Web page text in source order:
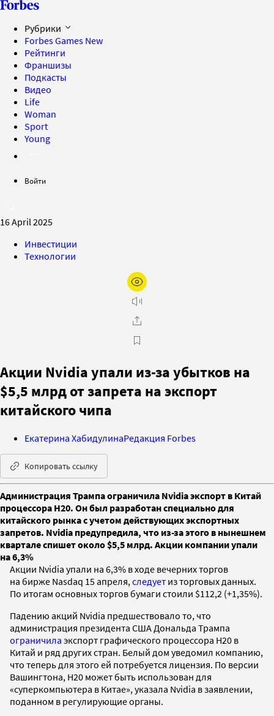
Рубрики
Forbes Games New
Рейтинги
Франшизы
Подкасты
Видео
Life
Woman
Sport
Young
Войти
16 April 2025
Инвестиции
Технологии
Акции Nvidia упали из-за убытков на
$5,5 млрд от запрета на экспорт
китайского чипа
Екатерина ХабидулинаРедакция Forbes
Копировать ссылку
Администрация Трампа ограничила Nvidia экспорт в Китай
процессора H20. Он был разработан специально для
китайского рынка с учетом действующих экспортных
запретов. Nvidia предупредила, что из-за этого в нынешнем
квартале спишет около $5,5 млрд. Акции компании упали
на 6,3%
Акции Nvidia упали на 6,3% в ходе вечерних торгов
на бирже Nasdaq 15 апреля, следует из торговых данных.
По итогам основных торгов бумаги стоили $112,2 (+1,35%).
Падению акций Nvidia предшествовало то, что
администрация президента США Дональда Трампа
ограничила экспорт графического процессора H20 в
Китай и ряд других стран. Белый дом уведомил компанию,
что теперь для этого ей потребуется лицензия. По версии
Вашингтона, H20 может быть использован для
«суперкомпьютера в Китае», указала Nvidia в заявлении,
поданном в регулирующие органы.